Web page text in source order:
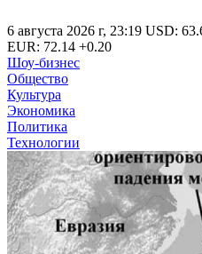
6 августа 2026 г, 23:19 USD:
EUR: 72.14 +0.20
Шоу-бизнес
Общество
Культура
Экономика
Политика
Технологии